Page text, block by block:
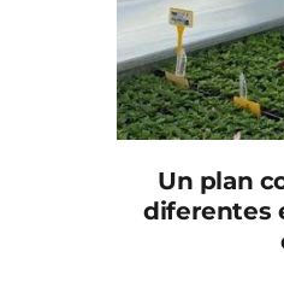
Un plan
diferentes